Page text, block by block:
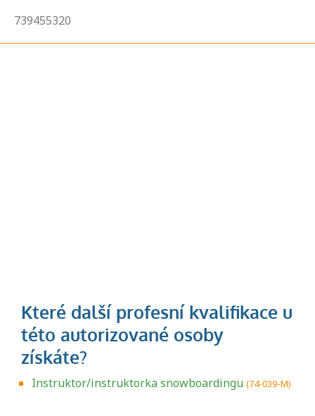
739455320
Instruktor/instruktorka snowboardingu (74-039-M)
Projděte si seznam profesních kvalifikací.